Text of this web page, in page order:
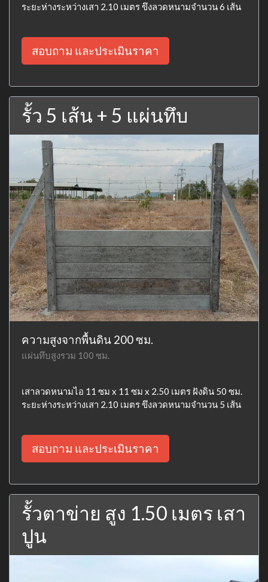
ระยะห่างระหว่างเสา 2.10 เมตร ขึงลวดหนามจำนวน 6 เส้น
สอบถาม และประเมินราคา
รั้ว 5 เส้น + 5 แผ่นทึบ
ความสูงจากพื้นดิน 200 ซม.
แผ่นทึบสูงรวม 100 ซม.
เสาลวดหนามไอ 11 ซม x 11 ซม x 2.50 เมตร ฝังดิน 50 ซม.
ระยะห่างระหว่างเสา 2.10 เมตร ขึงลวดหนามจำนวน 5 เส้น
สอบถาม และประเมินราคา
รั้วตาข่าย สูง 1.50 เมตร เสา
ปูน